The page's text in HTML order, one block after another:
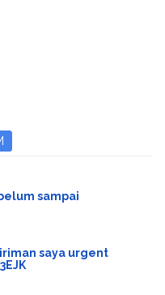
sampai
saya urgent